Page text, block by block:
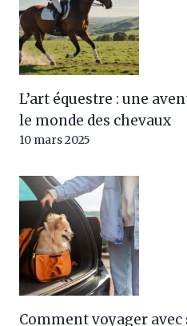
L’art équestre : une
le monde des chevaux
10 mars 2025
Comment voyager